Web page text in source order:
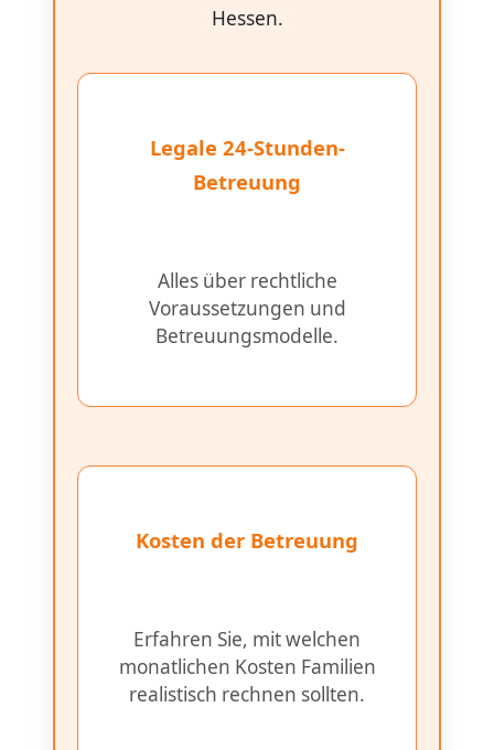
Hessen.
Legale 24-Stunden-
Betreuung
Alles über rechtliche
Voraussetzungen und
Betreuungsmodelle.
Kosten der Betreuung
Erfahren Sie, mit welchen
monatlichen Kosten Familien
realistisch rechnen sollten.